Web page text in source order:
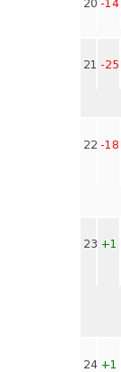
20 -14
21 -25
22 -18
23 +1
24 +1